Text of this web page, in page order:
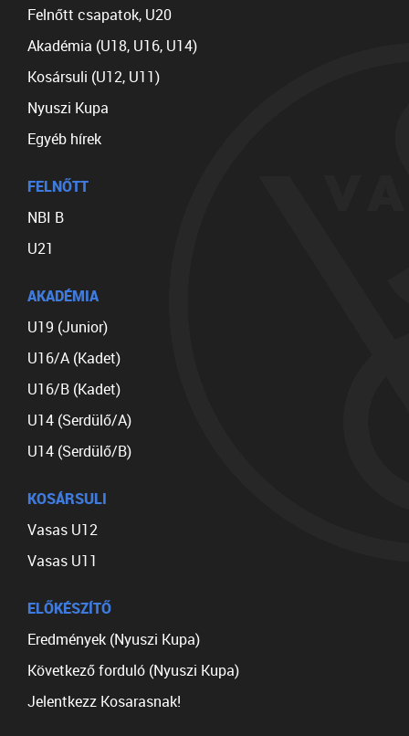
Felnőtt csapatok, U20
Akadémia (U18, U16, U14)
Kosársuli (U12, U11)
Nyuszi Kupa
Egyéb hírek
FELNŐTT
NBI B
U21
AKADÉMIA
U19 (Junior)
U16/A (Kadet)
U16/B (Kadet)
U14 (Serdülő/A)
U14 (Serdülő/B)
KOSÁRSULI
Vasas U12
Vasas U11
ELŐKÉSZÍTŐ
Eredmények (Nyuszi Kupa)
Következő forduló (Nyuszi Kupa)
Jelentkezz Kosarasnak!